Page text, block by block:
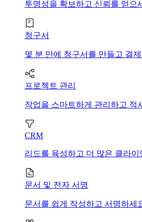
투명성을 확보하고 신뢰를 얻으
청구서
몇 분 만에 청구서를 만들고 결
프로젝트 관리
작업을 스마트하게 관리하고 적
CRM
리드를 육성하고 더 많은 클라
문서 및 전자 서명
문서를 쉽게 작성하고 서명하세